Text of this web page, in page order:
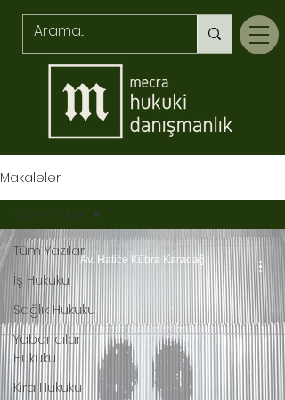
Makaleler
Tüm Yazılar
İş Hukuku
Sağlık Hukuku
Yabancılar
Hukuku
Kira Hukuku
Tüm Yazılar
Av. Hatice Kübra Karadağ